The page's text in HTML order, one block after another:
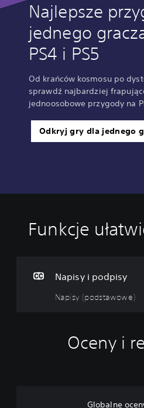
Najlepsze
jednego
PS4 i PS5
Od krańców kosmosu po
sprawdź najbardziej
jednoosobowe przygody na
Odkryj gry dla jednego
Funkcje
Napisy i podpisy
Napisy (podstawowe)
N
a
s
y
(
Oceny i
Globalne